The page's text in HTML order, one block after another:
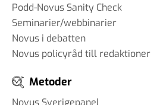
Podd-Novus Sanity Check
Seminarier/webbinarier
Novus i debatten
Novus policyråd till redaktioner
Metoder
Novus Sverigepanel